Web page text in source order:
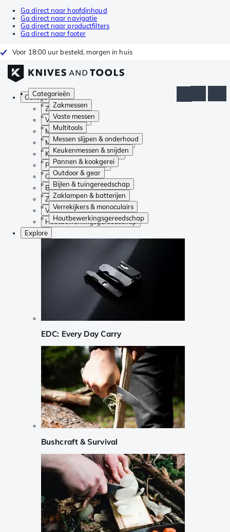
Ga direct naar hoofdinhoud
Ga direct naar navigatie
Ga direct naar productfilters
Ga direct naar footer
Voor 18:00 uur besteld, morgen in huis
Categorieën
Zakmessen
Vaste messen
Multitools
Messen slijpen & onderhoud
Keukenmessen & snijden
Pannen & kookgerei
Outdoor & gear
Bijlen & tuingereedschap
Zaklampen & batterijen
Verrekijkers & monoculairs
Houtbewerkingsgereedschap
Categorieën
Zakmessen
Vaste messen
Multitools
Messen slijpen & onderhoud
Keukenmessen & snijden
Pannen & kookgerei
Outdoor & gear
Bijlen & tuingereedschap
Zaklampen & batterijen
Verrekijkers & monoculairs
Houtbewerkingsgereedschap
Explore
EDC: Every Day Carry
Bushcraft & Survival